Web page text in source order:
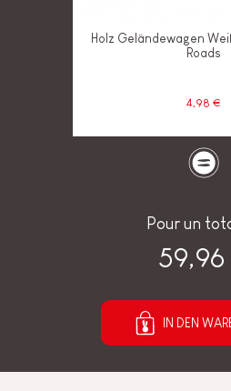
Holz Geländewagen
Roads
4,98 €
Pour un
59,96
IN DEN